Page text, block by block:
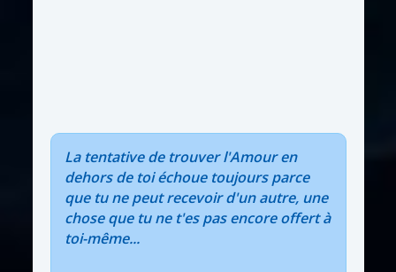
La tentative de trouver l'Amour en
dehors de toi échoue toujours parce
que tu ne peut recevoir d'un autre, une
chose que tu ne t'es pas encore offert à
toi-même...